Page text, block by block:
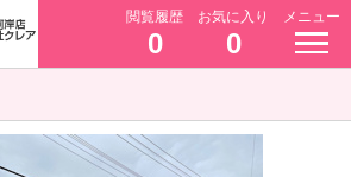
閲覧履歴
0
お気に入り
0
メニュー